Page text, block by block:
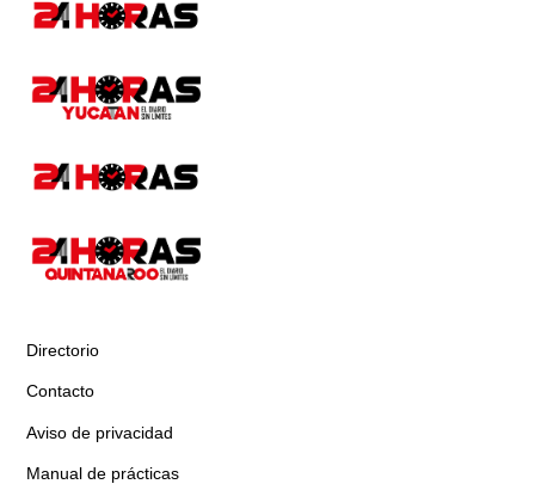
Directorio
Contacto
Aviso de privacidad
Manual de prácticas